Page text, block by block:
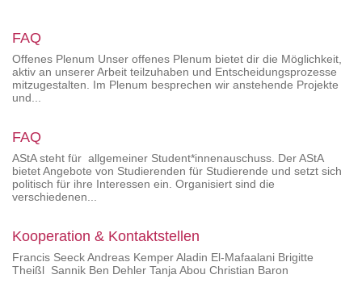
FAQ
Offenes Plenum Unser offenes Plenum bietet dir die Möglichkeit,
aktiv an unserer Arbeit teilzuhaben und Entscheidungsprozesse
mitzugestalten. Im Plenum besprechen wir anstehende Projekte
und...
FAQ
AStA steht für allgemeiner Student*innenauschuss. Der AStA
bietet Angebote von Studierenden für Studierende und setzt sich
politisch für ihre Interessen ein. Organisiert sind die
verschiedenen...
Kooperation & Kontaktstellen
Francis Seeck Andreas Kemper Aladin El-Mafaalani Brigitte
Theißl Sannik Ben Dehler Tanja Abou Christian Baron